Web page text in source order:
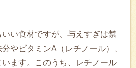
い食材ですが、与えすぎは禁
やビタミンA（レチノール）、
ます。このうち、レチノール